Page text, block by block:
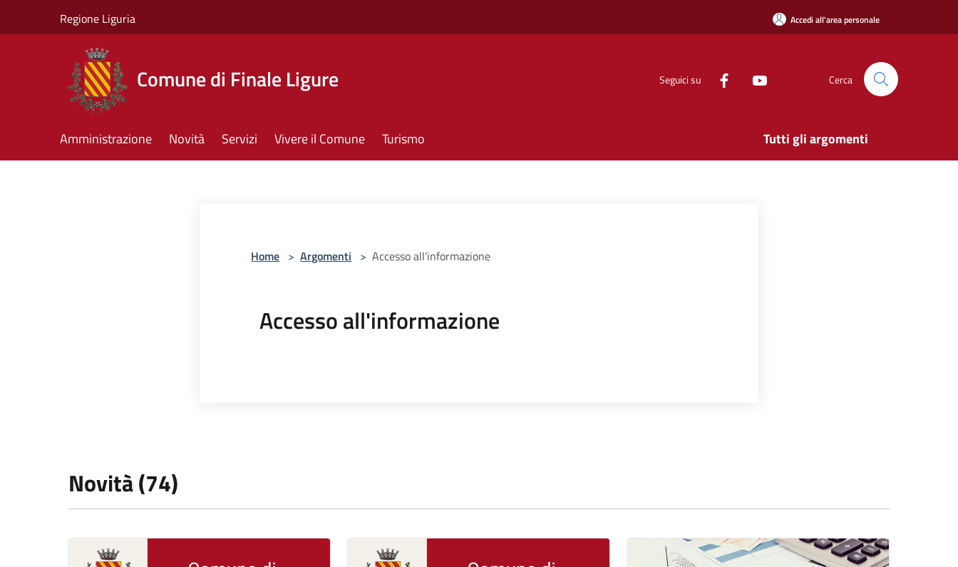
Regione Liguria Accedi all'area personale
Comune di Finale Ligure Seguici su Cerca
Amministrazione Novità Servizi Vivere il Comune Turismo Tutti gli argomenti
Home > Argomenti > Accesso all'informazione
Accesso all'informazione
Novità (74)